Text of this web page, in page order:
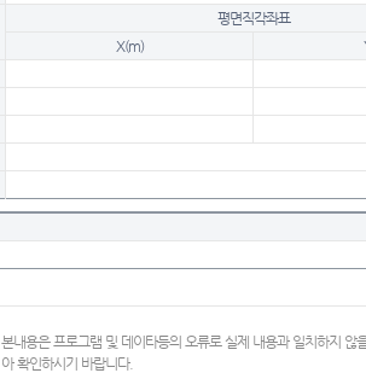
평면직각좌표
X(m)
본내용은 프로그램 및 데이타등의 오류로 실제 내용과 일치하지
아 확인하시기 바랍니다.